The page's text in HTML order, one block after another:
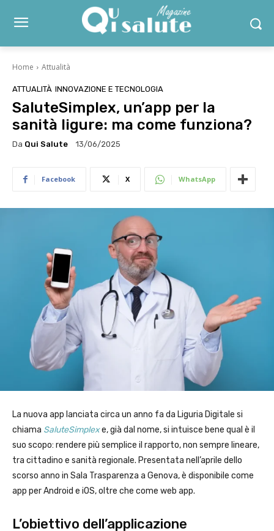
Home Attualità
ATTUALITÀ INNOVAZIONE E TECNOLOGIA
SaluteSimplex, un’app per la
sanità ligure: ma come funziona?
Da Qui Salute 13/06/2025
Facebook X WhatsApp
La nuova app lanciata circa un anno fa da Liguria Digitale si
chiama SaluteSimplexe, già dal nome, si intuisce bene qual è il
suo scopo: rendere più semplice il rapporto, non sempre lineare,
tra cittadino e sanità regionale. Presentata nell’aprile dello
scorso anno in Sala Trasparenza a Genova, è disponibile come
app per Android e iOS, oltre che come web app.
L’obiettivo dell’applicazione